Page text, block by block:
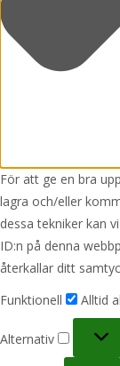
För att ge en bra
lagra och/eller
dessa tekniker kan
ID:n på denna
återkallar ditt
Funktionell
Alltid
Alternativ